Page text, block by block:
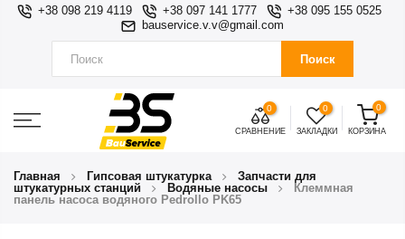
+38 098 219 4119 +38 097 141 1777
+38 095 155 0525
bauservice.v.v@gmail.com
Поиск
0
СРАВНЕНИЕ
0
ЗАКЛАДКИ
0
КОРЗИНА
Главная Гипсовая штукатурка
Запчасти для
штукатурных станций
Водяные насосы
Клеммная
панель насоса водяного Pedrollo PK65